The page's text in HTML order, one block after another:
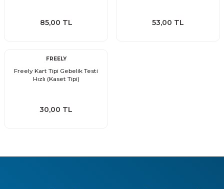
85,00 TL 53,00 TL
FREELY
Freely Kart Tipi Gebelik Testi
Hızlı (Kaset Tipi)
30,00 TL